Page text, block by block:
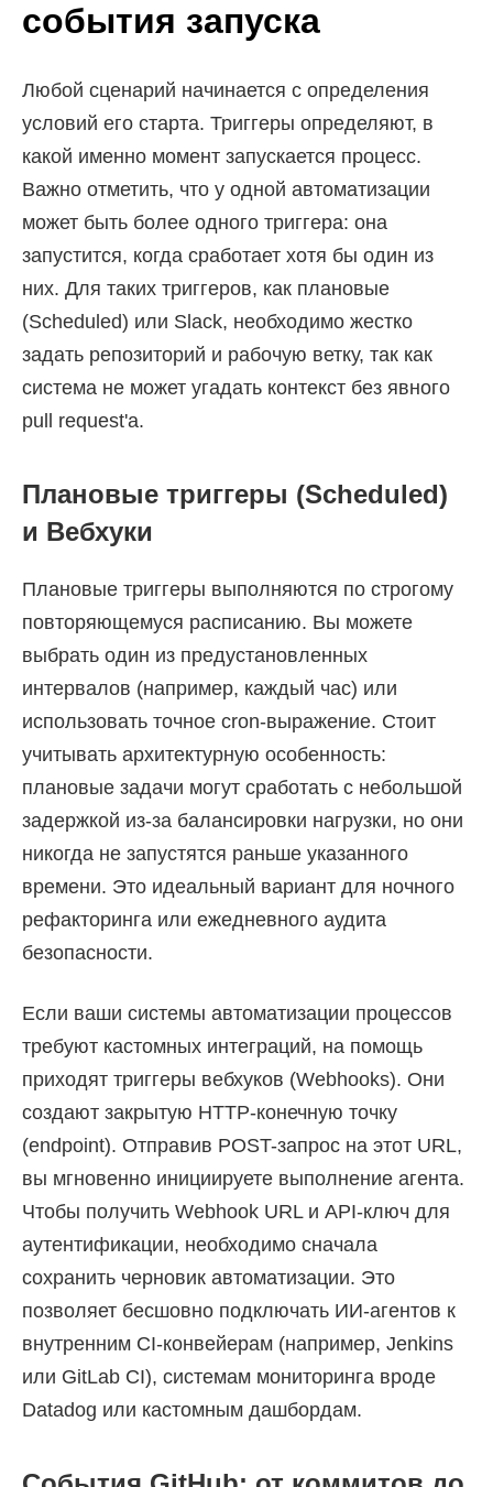
события запуска
Любой сценарий начинается с определения
условий его старта. Триггеры определяют, в
какой именно момент запускается процесс.
Важно отметить, что у одной автоматизации
может быть более одного триггера: она
запустится, когда сработает хотя бы один из
них. Для таких триггеров, как плановые
(Scheduled) или Slack, необходимо жестко
задать репозиторий и рабочую ветку, так как
система не может угадать контекст без явного
pull request'а.
Плановые триггеры (Scheduled)
и Вебхуки
Плановые триггеры выполняются по строгому
повторяющемуся расписанию. Вы можете
выбрать один из предустановленных
интервалов (например, каждый час) или
использовать точное cron-выражение. Стоит
учитывать архитектурную особенность:
плановые задачи могут сработать с небольшой
задержкой из-за балансировки нагрузки, но они
никогда не запустятся раньше указанного
времени. Это идеальный вариант для ночного
рефакторинга или ежедневного аудита
безопасности.
Если ваши системы автоматизации процессов
требуют кастомных интеграций, на помощь
приходят триггеры вебхуков (Webhooks). Они
создают закрытую HTTP-конечную точку
(endpoint). Отправив POST-запрос на этот URL,
вы мгновенно инициируете выполнение агента.
Чтобы получить Webhook URL и API-ключ для
аутентификации, необходимо сначала
сохранить черновик автоматизации. Это
позволяет бесшовно подключать ИИ-агентов к
внутренним CI-конвейерам (например, Jenkins
или GitLab CI), системам мониторинга вроде
Datadog или кастомным дашбордам.